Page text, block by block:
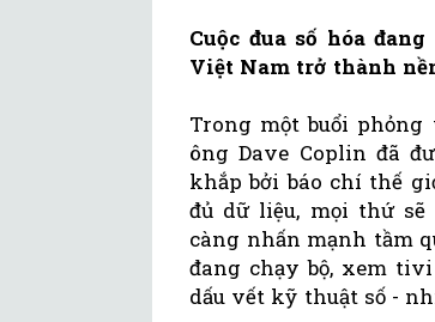
Cuộc đua số hóa
Việt Nam trở thành
Trong một buổi phỏng
ông Dave Coplin đã
khắp bởi báo chí thế
đủ dữ liệu, mọi thứ sẽ
càng nhấn mạnh tầm
đang chạy bộ, xem
dấu vết kỹ thuật số -